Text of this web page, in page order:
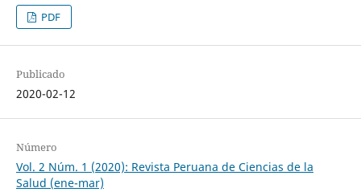
PDF
Publicado
2020-02-12
Número
Vol. 2 Núm. 1 (2020): Revista Peruana de Ciencias de la
Salud (ene-mar)